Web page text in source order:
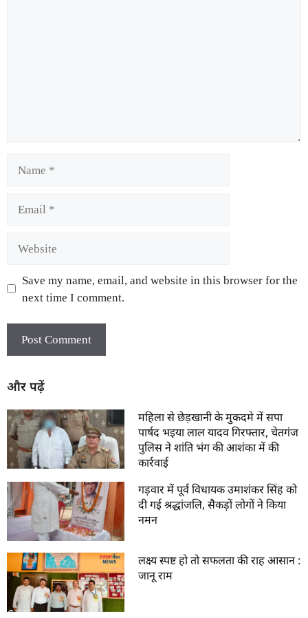
Save my name, email, and website in this browser for the
next time I comment.
और पढ़ें
महिला से छेड़खानी के मुकदमे में सपा
पार्षद भइया लाल यादव गिरफ्तार, चेतगंज
पुलिस ने शांति भंग की आशंका में की
कार्रवाई
गड़वार में पूर्व विधायक उमाशंकर सिंह को
दी गई श्रद्धांजलि, सैकड़ों लोगों ने किया
नमन
लक्ष्य स्पष्ट हो तो सफलता की राह आसान :
जानू राम